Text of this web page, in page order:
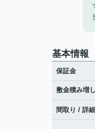
基本情報
保証金
敷金積み増し
間取り / 詳細